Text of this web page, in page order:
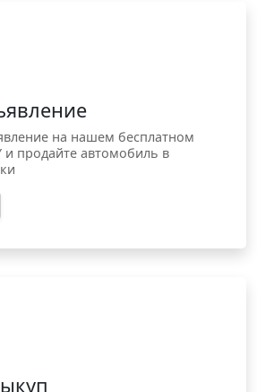
на нашем бесплатном
и продайте автомобиль в